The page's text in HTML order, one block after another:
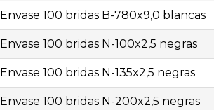
Envase 100 bridas B-780x9,0 blancas
Envase 100 bridas N-100x2,5 negras
Envase 100 bridas N-135x2,5 negras
Envase 100 bridas N-200x2,5 negras